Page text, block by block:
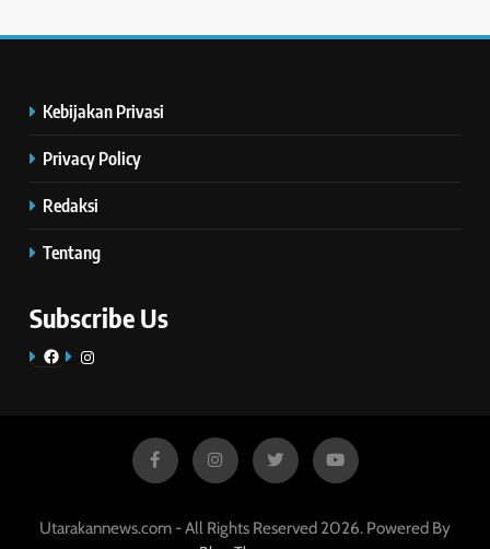
Kebijakan Privasi
Privacy Policy
Redaksi
Tentang
Subscribe Us
FacebookInstagram
Utarakannews.com - All Rights Reserved 2026. Powered By